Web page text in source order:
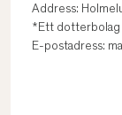
Address:
*Ett dotterbolag
E-postadress: